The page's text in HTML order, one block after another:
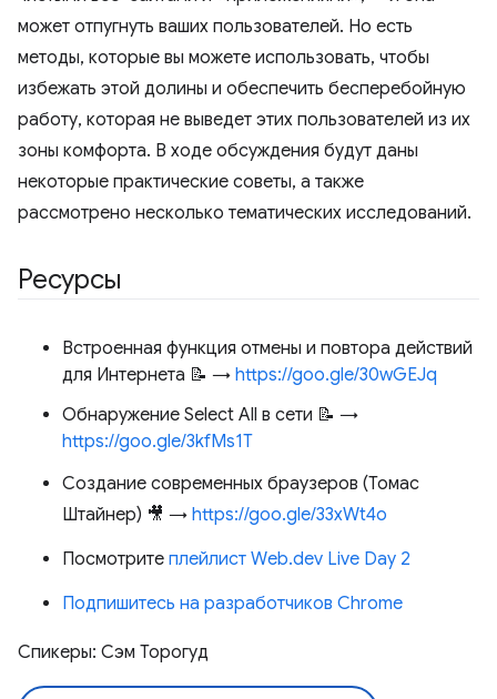
может отпугнуть ваших пользователей. Но есть
методы, которые вы можете использовать, чтобы
избежать этой долины и обеспечить бесперебойную
работу, которая не выведет этих пользователей из их
зоны комфорта. В ходе обсуждения будут даны
некоторые практические советы, а также
рассмотрено несколько тематических исследований.
Ресурсы
Встроенная функция отмены и повтора действий
для Интернета 📝 → https://goo.gle/30wGEJq
Обнаружение Select All в сети 📝 →
https://goo.gle/3kfMs1T
Создание современных браузеров (Томас
Штайнер) 🎥 → https://goo.gle/33xWt4o
Посмотрите плейлист Web.dev Live Day 2
Подпишитесь на разработчиков Chrome
Спикеры: Сэм Торогуд